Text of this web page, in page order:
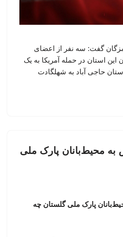
گفت: سه نفر از اعضای
این استان در حمله آمریکا به یک
حاجی آباد به شهلگادت
محیط‌بانان پارک ملی
پارک ملی گلستان چه